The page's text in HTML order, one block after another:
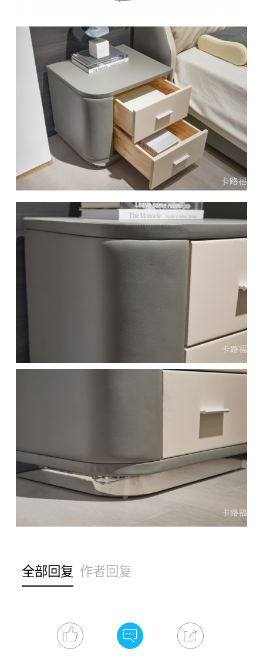
全部回复 作者回复